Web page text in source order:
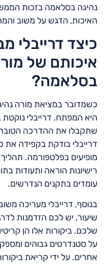
נהיגה בסלאמה בזכות
האיכות, הדגש על משוב
כיצד דרייבלי
איכותם של
בסלאמה?
כשמדובר במציאת מורה
היא המפתח. דרייבלי
שתקבלו את ההדרכה
דרייבלי בודקת בקפידה את
מופיעים בפלטפורמה. תהליך
רישיונות הוראה ותעודות
עומדים בתקנים הנדרשים.
בנוסף, דרייבלי מעריכה
שיעור, יש לכם הזדמנות
שלכם. ביקורות אלו הן
על סטנדרטים גבוהים
אחרים. על ידי קריאת